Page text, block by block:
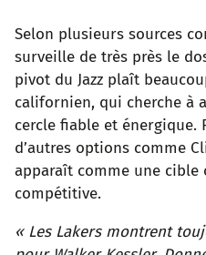
Selon plusieurs sources
surveille de très près le
pivot du Jazz plaît
californien, qui cherche à
cercle fiable et énergique.
d’autres options comme
apparaît comme une cible
compétitive.
« Les Lakers montrent